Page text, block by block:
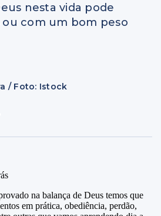
nesta vida pode
com um bom peso
/ Foto: Istock